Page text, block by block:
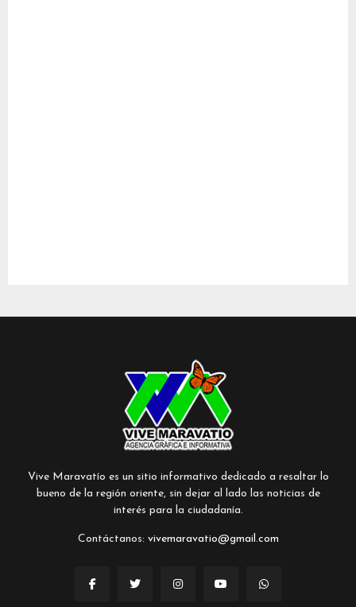
Vive Maravatío es un sitio informativo dedicado a resaltar lo
bueno de la región oriente, sin dejar al lado las noticias de
interés para la ciudadanía.
Contáctanos: vivemaravatio@gmail.com